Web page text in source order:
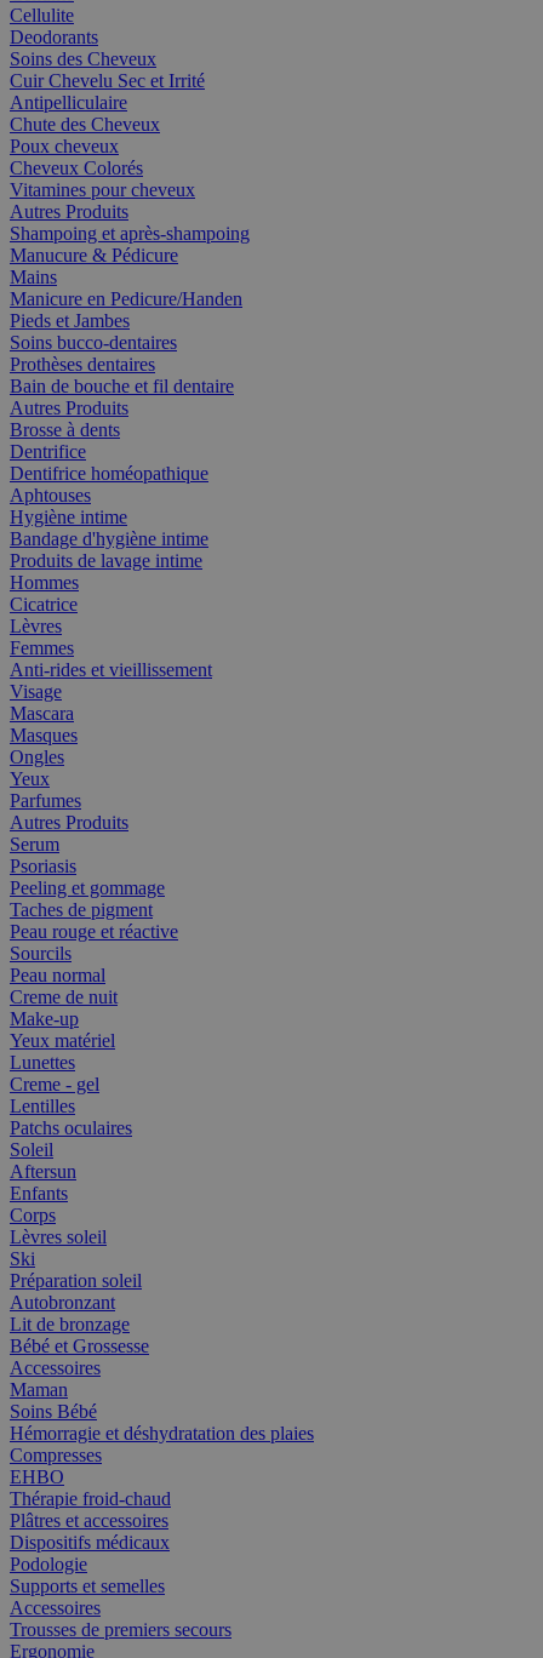
Cellulite
Deodorants
Soins des Cheveux
Cuir Chevelu Sec et Irrité
Antipelliculaire
Chute des Cheveux
Poux cheveux
Cheveux Colorés
Vitamines pour cheveux
Autres Produits
Shampoing et après-shampoing
Manucure & Pédicure
Mains
Manicure en Pedicure/Handen
Pieds et Jambes
Soins bucco-dentaires
Prothèses dentaires
Bain de bouche et fil dentaire
Autres Produits
Brosse à dents
Dentrifice
Dentifrice homéopathique
Aphtouses
Hygiène intime
Bandage d'hygiène intime
Produits de lavage intime
Hommes
Cicatrice
Lèvres
Femmes
Anti-rides et vieillissement
Visage
Mascara
Masques
Ongles
Yeux
Parfumes
Autres Produits
Serum
Psoriasis
Peeling et gommage
Taches de pigment
Peau rouge et réactive
Sourcils
Peau normal
Creme de nuit
Make-up
Yeux matériel
Lunettes
Creme - gel
Lentilles
Patchs oculaires
Soleil
Aftersun
Enfants
Corps
Lèvres soleil
Ski
Préparation soleil
Autobronzant
Lit de bronzage
Bébé et Grossesse
Accessoires
Maman
Soins Bébé
Hémorragie et déshydratation des plaies
Compresses
EHBO
Thérapie froid-chaud
Plâtres et accessoires
Dispositifs médicaux
Podologie
Supports et semelles
Accessoires
Trousses de premiers secours
Ergonomie